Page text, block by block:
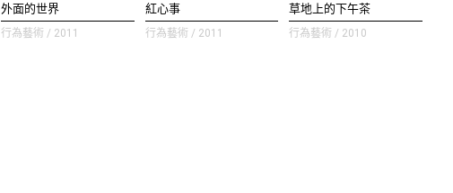
外面的世界
行為藝術 / 2011
紅心事
行為藝術 / 2011
草地上的下午茶
行為藝術 / 2010